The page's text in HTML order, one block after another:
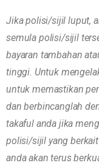
Jika polisi/sijil luput,
semula polisi/sijil
bayaran tambahan
tinggi. Untuk
untuk memastikan
dan berbincanglah
takaful anda jika
polisi/sijil yang
anda akan terus